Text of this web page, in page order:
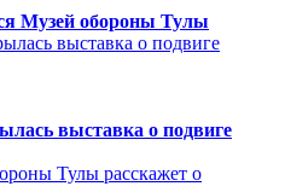
Музей обороны Тулы
выставка о подвиге